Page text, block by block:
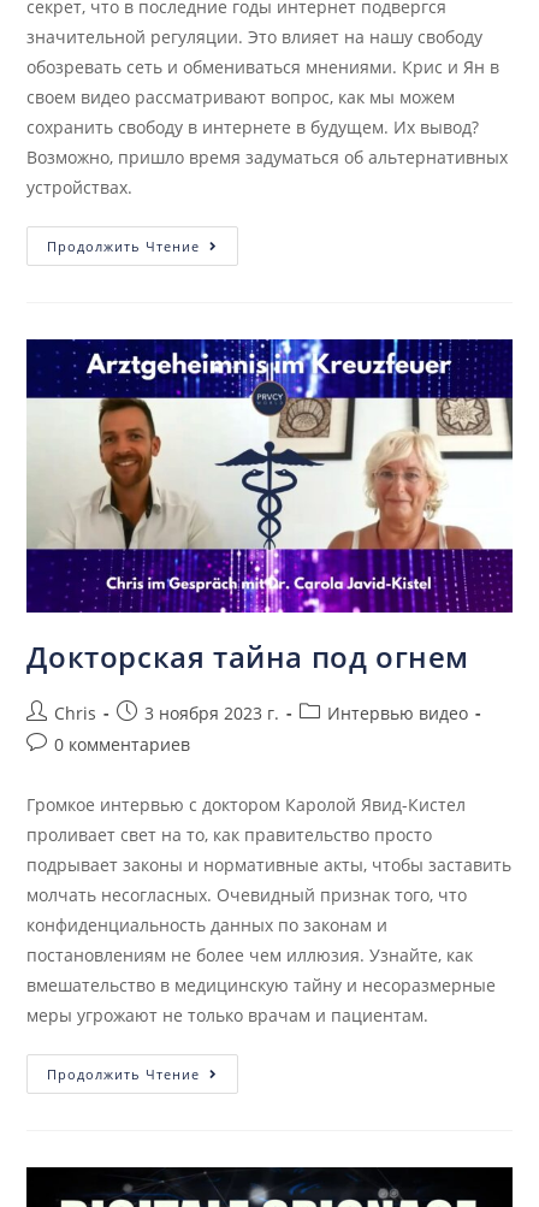
секрет, что в последние годы интернет подвергся
значительной регуляции. Это влияет на нашу свободу
обозревать сеть и обмениваться мнениями. Крис и Ян в
своем видео рассматривают вопрос, как мы можем
сохранить свободу в интернете в будущем. Их вывод?
Возможно, пришло время задуматься об альтернативных
устройствах.
Продолжить Чтение
Докторская тайна под огнем
Chris 3 ноября 2023 г.
Интервью видео
0 комментариев
Громкое интервью с доктором Каролой Явид-Кистел
проливает свет на то, как правительство просто
подрывает законы и нормативные акты, чтобы заставить
молчать несогласных. Очевидный признак того, что
конфиденциальность данных по законам и
постановлениям не более чем иллюзия. Узнайте, как
вмешательство в медицинскую тайну и несоразмерные
меры угрожают не только врачам и пациентам.
Продолжить Чтение